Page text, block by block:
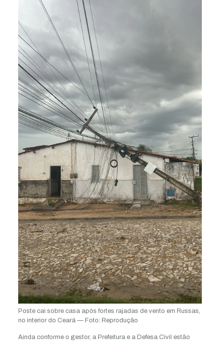
Poste cai sobre casa após fortes rajadas de vento em Russas,
no interior do Ceará — Foto: Reprodução
Ainda conforme o gestor, a Prefeitura e a Defesa Civil estão